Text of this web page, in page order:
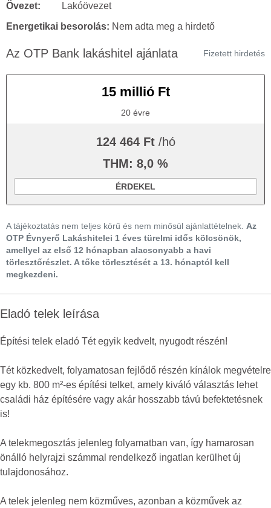
Övezet:
Lakóövezet
Energetikai besorolás: Nem adta meg a hirdető
Az OTP Bank lakáshitel ajánlata Fizetett hirdetés
15 millió Ft
20 évre
124 464 Ft /hó
THM: 8,0 %
ÉRDEKEL
A tájékoztatás nem teljes körű és nem minősül ajánlattételnek. Az
OTP Évnyerő Lakáshitelei 1 éves türelmi idős kölcsönök,
amellyel az első 12 hónapban alacsonyabb a havi
törlesztőrészlet. A tőke törlesztését a 13. hónaptól kell
megkezdeni.
Eladó telek leírása
Építési telek eladó Tét egyik kedvelt, nyugodt részén!
Tét közkedvelt, folyamatosan fejlődő részén kínálok megvételre
egy kb. 800 m²-es építési telket, amely kiváló választás lehet
családi ház építésére vagy akár hosszabb távú befektetésnek
is!
A telekmegosztás jelenleg folyamatban van, így hamarosan
önálló helyrajzi számmal rendelkező ingatlan kerülhet új
tulajdonosához.
A telek jelenleg nem közműves, azonban a közművek az